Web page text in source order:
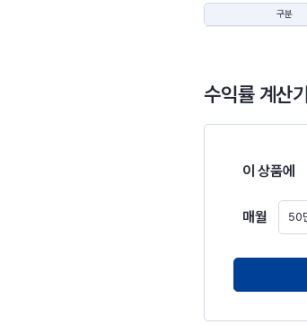
구분
수익률 계산기
이 상품에
매월 50